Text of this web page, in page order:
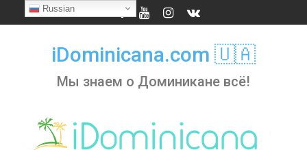
to
iDominicana.com 🇺🇦
Мы знаем о Доминикане всё!
Russian